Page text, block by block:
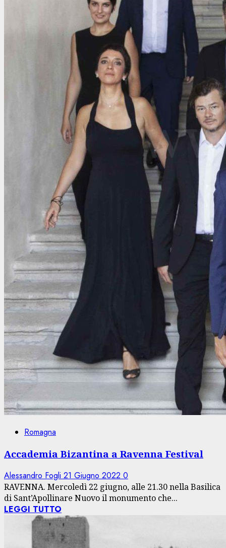
Romagna
Accademia Bizantina a Ravenna Festival
Alessandro Fogli 21 Giugno 2022 0
RAVENNA. Mercoledì 22 giugno, alle 21.30 nella Basilica
di Sant’Apollinare Nuovo il monumento che...
LEGGI TUTTO